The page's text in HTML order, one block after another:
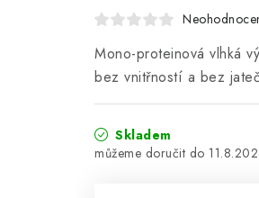
Mono-proteinová vlhká
bez vnitřností a bez
Skladem